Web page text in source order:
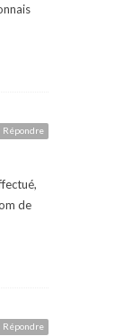
Répondre
de
Répondre